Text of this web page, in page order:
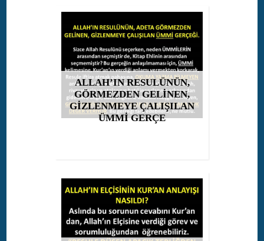
ALLAH’IN RESULÜNÜN,
GÖRMEZDEN GELİNEN,
GİZLENMEYE ÇALIŞILAN
ÜMMİ GERÇE